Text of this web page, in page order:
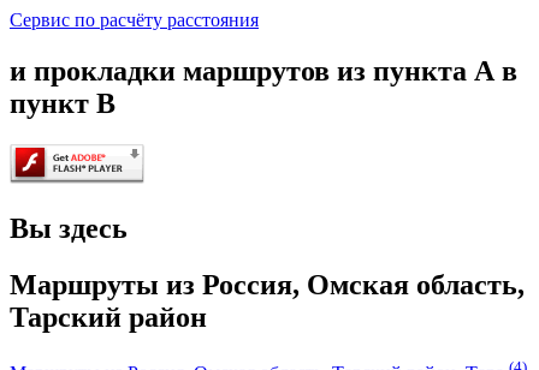
Сервис по расчёту расстояния
и прокладки маршрутов из пункта А в
пункт В
Вы здесь
Маршруты из Россия, Омская область,
Тарский район